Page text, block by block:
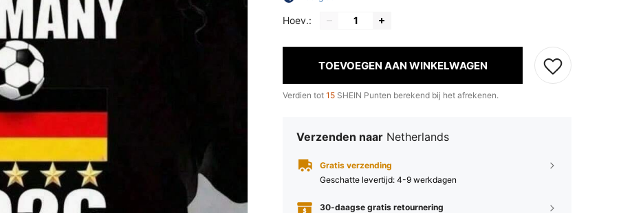
Hoev.:
TOEVOEGEN AAN WINKELWAGEN
Verdien tot 15 SHEIN Punten berekend bij het afrekenen.
Verzenden naar Netherlands
Gratis verzending
Geschatte levertijd: 4-9 werkdagen
30-daagse gratis retournering